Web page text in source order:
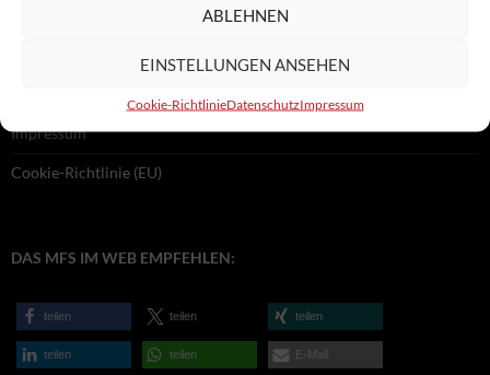
ABLEHNEN
EINSTELLUNGEN ANSEHEN
Cookie-RichtlinieDatenschutzImpressum
Impressum
Cookie-Richtlinie (EU)
DAS MFS IM WEB EMPFEHLEN:
teilen teilen teilen
teilen teilen E-Mail